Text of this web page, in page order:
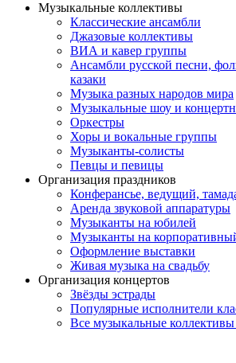
Музыкальные коллективы
Классические ансамбли
Джазовые коллективы
ВИА и кавер группы
Ансамбли русской песни,
казаки
Музыка разных народов мира
Музыкальные шоу и
Оркестры
Хоры и вокальные группы
Музыканты-солисты
Певцы и певицы
Организация праздников
Конферансье, ведущий,
Аренда звуковой аппаратуры
Музыканты на юбилей
Музыканты на
Оформление выставки
Живая музыка на свадьбу
Организация концертов
Звёзды эстрады
Популярные исполнители
Все музыкальные